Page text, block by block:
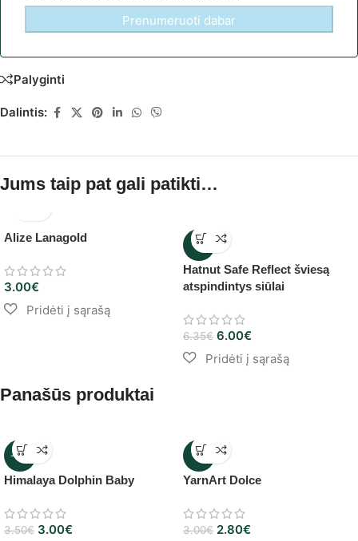
Palyginti
Dalintis:
Jums taip pat gali patikti…
Alize Lanagold
3.00€
-6%
Hatnut Safe Reflect šviesą
atspindintys siūlai
6.35€ 6.00€
Panašūs produktai
-14%
Himalaya Dolphin Baby
3.50€ 3.00€
-7%
YarnArt Dolce
3.00€ 2.80€